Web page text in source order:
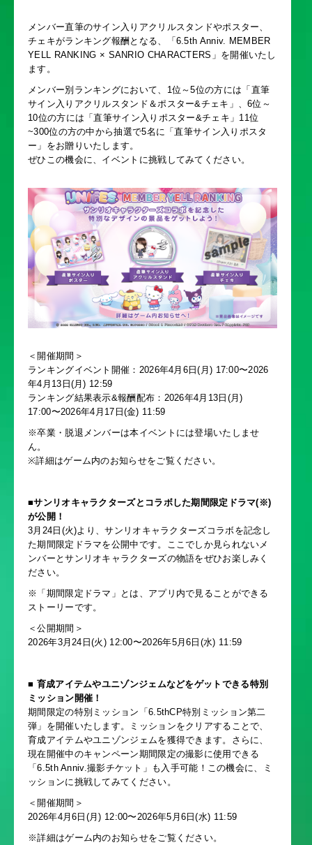
メンバー直筆のサイン入りアクリルスタンドやポスター、
チェキがランキング報酬となる、「6.5th Anniv. MEMBER
YELL RANKING × SANRIO CHARACTERS」を開催いたし
ます。
メンバー別ランキングにおいて、1位～5位の方には「直筆
サイン入りアクリルスタンド＆ポスター&チェキ」、6位～
10位の方には「直筆サイン入りポスター&チェキ」11位
~300位の方の中から抽選で5名に「直筆サイン入りポスタ
ー」をお贈りいたします。
ぜひこの機会に、イベントに挑戦してみてください。
＜開催期間＞
ランキングイベント開催：2026年4月6日(月) 17:00〜2026
年4月13日(月) 12:59
ランキング結果表示&報酬配布：2026年4月13日(月)
17:00〜2026年4月17日(金) 11:59
※卒業・脱退メンバーは本イベントには登場いたしませ
ん。
※詳細はゲーム内のお知らせをご覧ください。
■サンリオキャラクターズとコラボした期間限定ドラマ(※)
が公開！
3月24日(火)より、サンリオキャラクターズコラボを記念し
た期間限定ドラマを公開中です。ここでしか見られないメ
ンバーとサンリオキャラクターズの物語をぜひお楽しみく
ださい。
※「期間限定ドラマ」とは、アプリ内で見ることができる
ストーリーです。
＜公開期間＞
2026年3月24日(火) 12:00〜2026年5月6日(水) 11:59
■ 育成アイテムやユニゾンジェムなどをゲットできる特別
ミッション開催！
期間限定の特別ミッション「6.5thCP特別ミッション第二
弾」を開催いたします。ミッションをクリアすることで、
育成アイテムやユニゾンジェムを獲得できます。さらに、
現在開催中のキャンペーン期間限定の撮影に使用できる
「6.5th Anniv.撮影チケット」も入手可能！この機会に、ミ
ッションに挑戦してみてください。
＜開催期間＞
2026年4月6日(月) 12:00〜2026年5月6日(水) 11:59
※詳細はゲーム内のお知らせをご覧ください。